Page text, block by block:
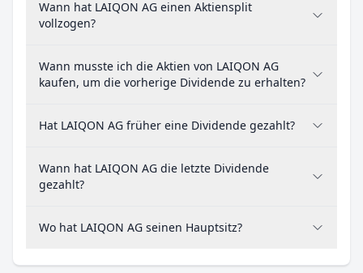
Wann hat LAIQON AG einen Aktiensplit
vollzogen?
Wann musste ich die Aktien von LAIQON AG
kaufen, um die vorherige Dividende zu erhalten?
Hat LAIQON AG früher eine Dividende gezahlt?
Wann hat LAIQON AG die letzte Dividende
gezahlt?
Wo hat LAIQON AG seinen Hauptsitz?